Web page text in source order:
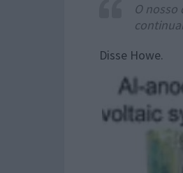
O
Disse Howe.